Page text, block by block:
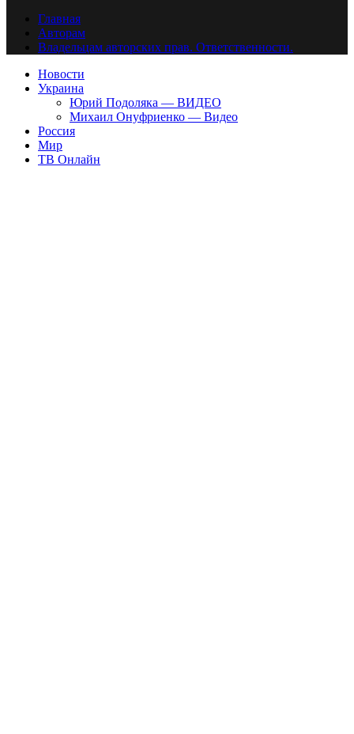
Главная
Авторам
Владельцам авторских прав. Ответственности.
Новости
Украина
Юрий Подоляка — ВИДЕО
Михаил Онуфриенко — Видео
Россия
Мир
ТВ Онлайн